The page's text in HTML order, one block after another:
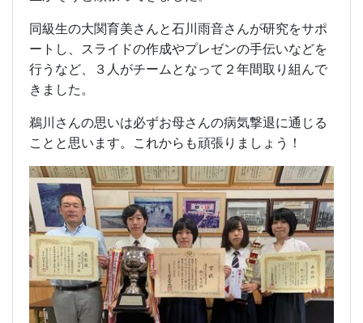
同級生の大関育美さんと石川雨音さんが研究をサポ
ートし、スライドの作成やプレゼンの手伝いなどを
行うなど、３人がチームとなって２年間取り組んで
きました。
鵜川さんの思いは必ずお母さんの病気撃退に通じる
ことと思います。これからも頑張りましょう！